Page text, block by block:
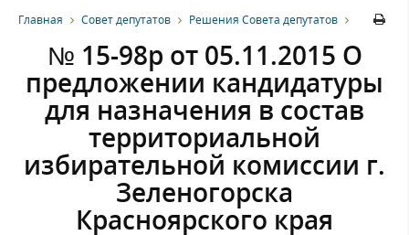
Главная Совет депутатов Решения Совета депутатов
№ 15-98р от 05.11.2015 О
предложении кандидатуры
для назначения в состав
территориальной
избирательной комиссии г.
Зеленогорска
Красноярского края